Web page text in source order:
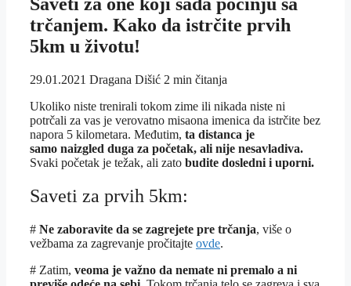
trčanjem. Kako da istrčite prvih
5km u životu!
29.01.2021 Dragana Dišić 2 min čitanja
Ukoliko niste trenirali tokom zime ili nikada niste ni
potrčali za vas je verovatno misaona imenica da istrčite bez
napora 5 kilometara. Međutim, ta distanca je
samo naizgled duga za početak, ali nije nesavladiva.
Svaki početak je težak, ali zato budite dosledni i uporni.
Saveti za prvih 5km:
# Ne zaboravite da se zagrejete pre trčanja, više o
vežbama za zagrevanje pročitajte ovde.
# Zatim, veoma je važno da nemate ni premalo a ni